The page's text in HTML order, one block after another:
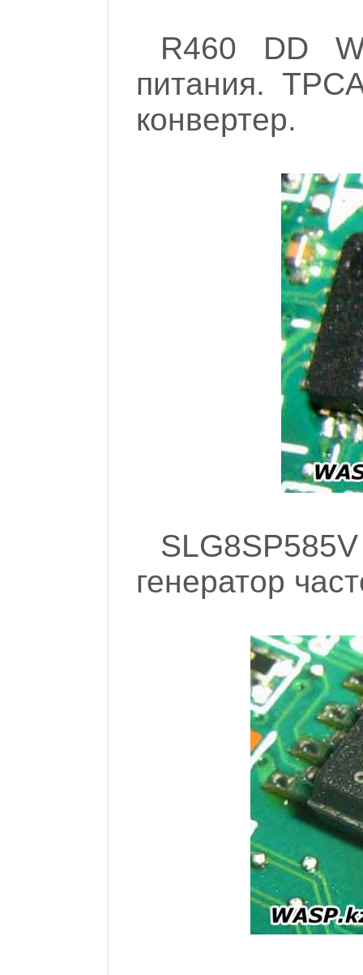
R460 DD
питания.
конвертер.
генератор